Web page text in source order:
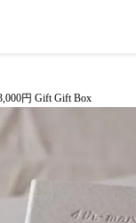
円 Gift Gift Box